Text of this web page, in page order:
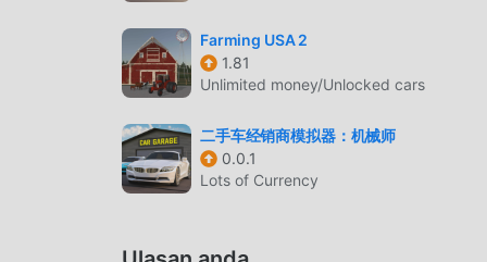
Seperti tradisional simulation game, Mega
karakternya yang berkualitas tinggi membuat
diperbarui dan melakukan peningkatan yang
telah sangat ditingkatkan. Sambil
sensorik pengguna, dan ada banyak jenis
Farming USA 2
1.81
Unlimited money/Unlocked cars
二手车经销商模拟器：机械师
0.0.1
Lots of Currency